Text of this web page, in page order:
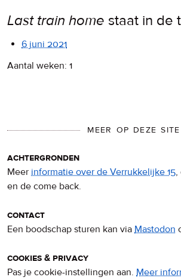
Last train home staat in de
6 juni 2021
Aantal weken: 1
MEER OP DEZE SITE
achtergronden
Meer informatie over de Verrukkelijke 15,
en de come back.
contact
Een boodschap sturen kan via Mastodon
cookies & privacy
Pas je cookie-instellingen aan. Meer